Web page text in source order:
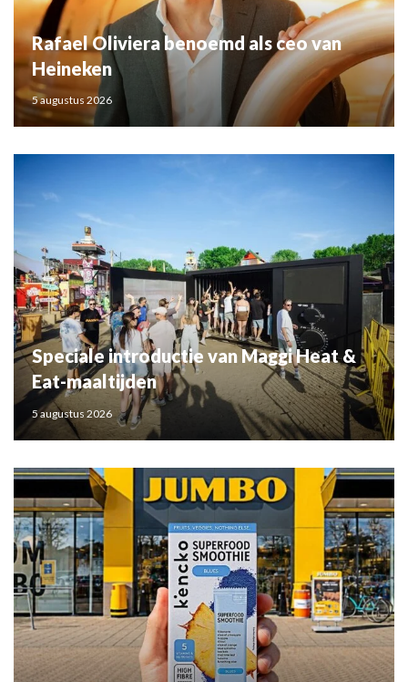
Rafael Oliviera benoemd als ceo van
Heineken
5 augustus 2026
Speciale introductie van Maggi Heat &
Eat-maaltijden
5 augustus 2026